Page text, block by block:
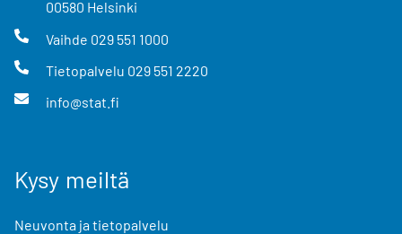
00580 Helsinki
Vaihde 029 551 1000
Tietopalvelu 029 551 2220
info@stat.fi
Kysy meiltä
Neuvonta ja tietopalvelu